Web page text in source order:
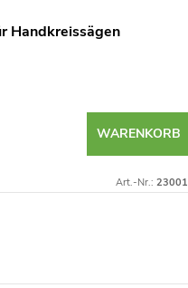
Handkreissägen
WARENKORB
Art.-Nr.: